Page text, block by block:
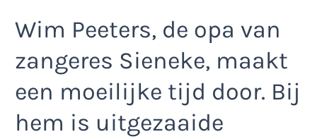
Wim Peeters, de opa van
zangeres Sieneke, maakt
een moeilijke tijd door. Bij
hem is uitgezaaide